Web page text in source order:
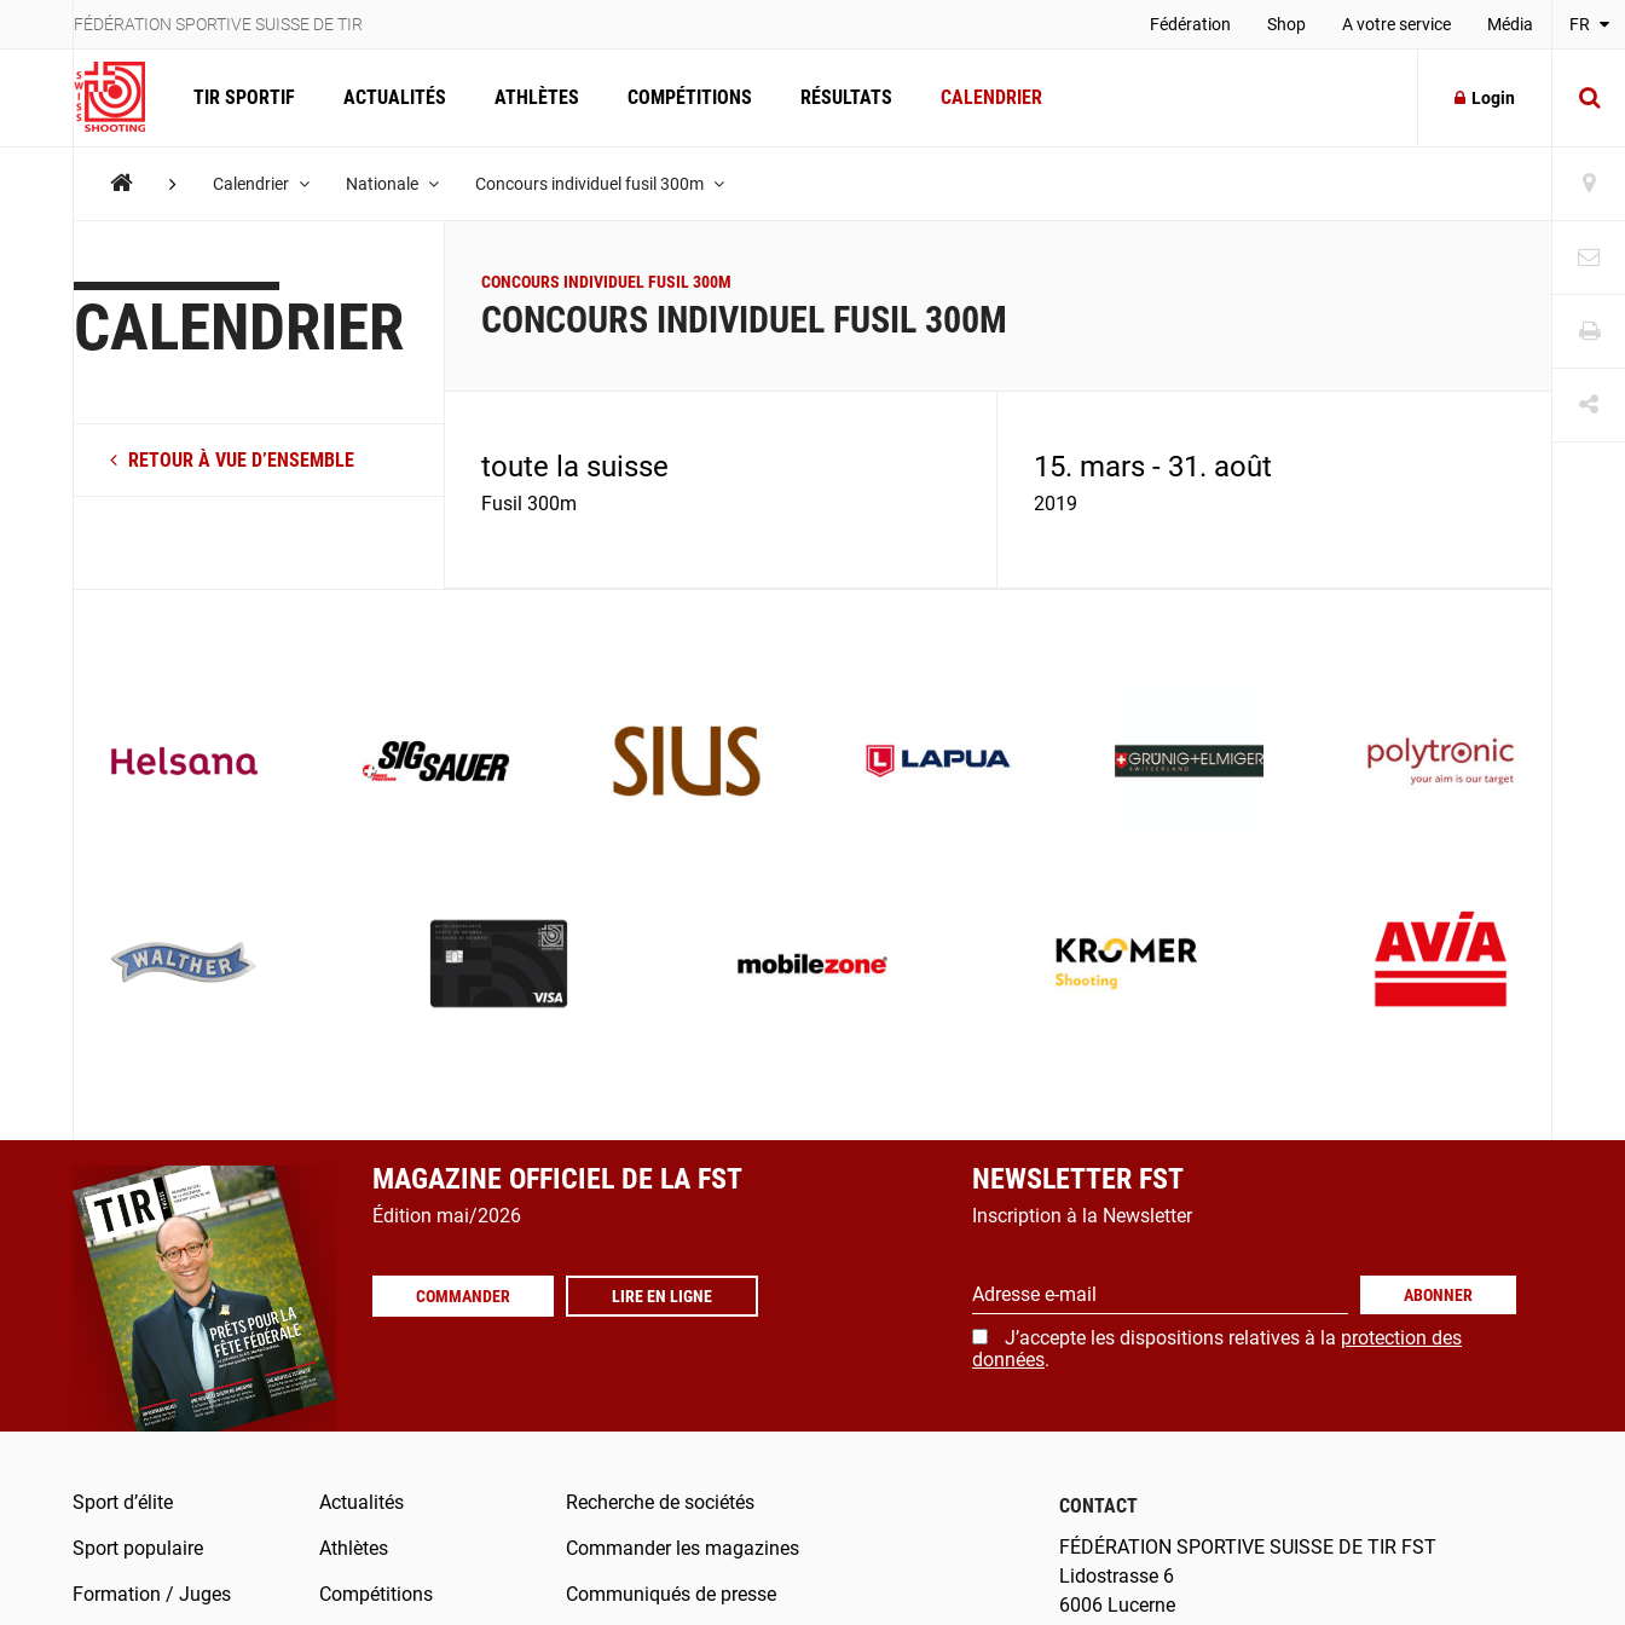
FÉDÉRATION SPORTIVE SUISSE DE TIR Fédération Shop A votre service Média FR
TIR SPORTIF ACTUALITÉS ATHLÈTES COMPÉTITIONS RÉSULTATS CALENDRIER Login
Calendrier Nationale Concours individuel fusil 300m
CALENDRIER
RETOUR À VUE D’ENSEMBLE
CONCOURS INDIVIDUEL FUSIL 300M
CONCOURS INDIVIDUEL FUSIL 300M
toute la suisse
Fusil 300m
15. mars - 31. août
2019
MAGAZINE OFFICIEL DE LA FST
Édition mai/2026
COMMANDER LIRE EN LIGNE
NEWSLETTER FST
Inscription à la Newsletter
Adresse e-mail ABONNER
J’accepte les dispositions relatives à la protection des
données.
Sport d’élite
Sport populaire
Formation / Juges
Actualités
Athlètes
Compétitions
Recherche de sociétés
Commander les magazines
Communiqués de presse
CONTACT
FÉDÉRATION SPORTIVE SUISSE DE TIR FST
Lidostrasse 6
6006 Lucerne